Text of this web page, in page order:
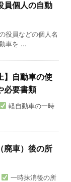
員個人の自動
役員などの個人名
車を ...
】自動車の使
必要書類
軽自動車の一時
廃車）後の所
一時抹消後の所